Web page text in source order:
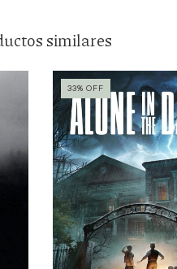
similares
33% OFF